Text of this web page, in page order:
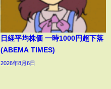
日経平均株価 一時1000円超下落
(ABEMA TIMES)
2026年8月6日